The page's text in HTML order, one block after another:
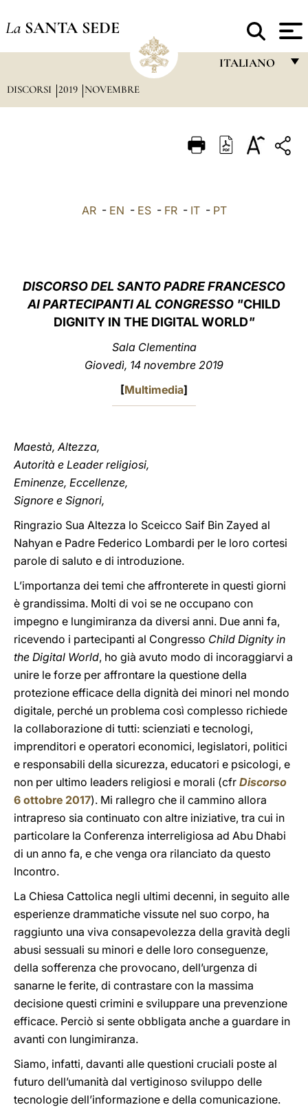
La SANTA SEDE
ITALIANO
ITALIANO
中文
LATINE
DISCORSI 2019 NOVEMBRE
AR- EN - ES- FR- IT- PT
DISCORSO DEL SANTO PADRE FRANCESCO
AI PARTECIPANTI AL CONGRESSO "CHILD
DIGNITY IN THE DIGITAL WORLD"
Sala Clementina
Giovedì, 14 novembre 2019
[Multimedia]
Maestà, Altezza,
Autorità e Leader religiosi,
Eminenze, Eccellenze,
Signore e Signori,
Ringrazio Sua Altezza lo Sceicco Saif Bin Zayed al
Nahyan e Padre Federico Lombardi per le loro cortesi
parole di saluto e di introduzione.
L’importanza dei temi che affronterete in questi giorni
è grandissima. Molti di voi se ne occupano con
impegno e lungimiranza da diversi anni. Due anni fa,
ricevendo i partecipanti al Congresso Child Dignity in
the Digital World, ho già avuto modo di incoraggiarvi a
unire le forze per affrontare la questione della
protezione efficace della dignità dei minori nel mondo
digitale, perché un problema così complesso richiede
la collaborazione di tutti: scienziati e tecnologi,
imprenditori e operatori economici, legislatori, politici
e responsabili della sicurezza, educatori e psicologi, e
non per ultimo leaders religiosi e morali (cfr Discorso
6 ottobre 2017). Mi rallegro che il cammino allora
intrapreso sia continuato con altre iniziative, tra cui in
particolare la Conferenza interreligiosa ad Abu Dhabi
di un anno fa, e che venga ora rilanciato da questo
Incontro.
La Chiesa Cattolica negli ultimi decenni, in seguito alle
esperienze drammatiche vissute nel suo corpo, ha
raggiunto una viva consapevolezza della gravità degli
abusi sessuali su minori e delle loro conseguenze,
della sofferenza che provocano, dell’urgenza di
sanarne le ferite, di contrastare con la massima
decisione questi crimini e sviluppare una prevenzione
efficace. Perciò si sente obbligata anche a guardare in
avanti con lungimiranza.
Siamo, infatti, davanti alle questioni cruciali poste al
futuro dell’umanità dal vertiginoso sviluppo delle
tecnologie dell’informazione e della comunicazione.